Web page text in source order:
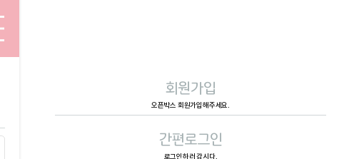
회원가입
오픈박스 회원가입해주세요.
간편로그인
로그인하러 갑시다.
육아/완구 식품